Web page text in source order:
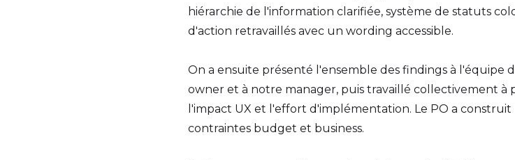
hiérarchie de l'information clarifiée, système de statuts
d'action retravaillés avec un wording accessible.
On a ensuite présenté l'ensemble des findings à l'équipe
owner et à notre manager, puis travaillé collectivement à
l'impact UX et l'effort d'implémentation. Le PO a
contraintes budget et business.